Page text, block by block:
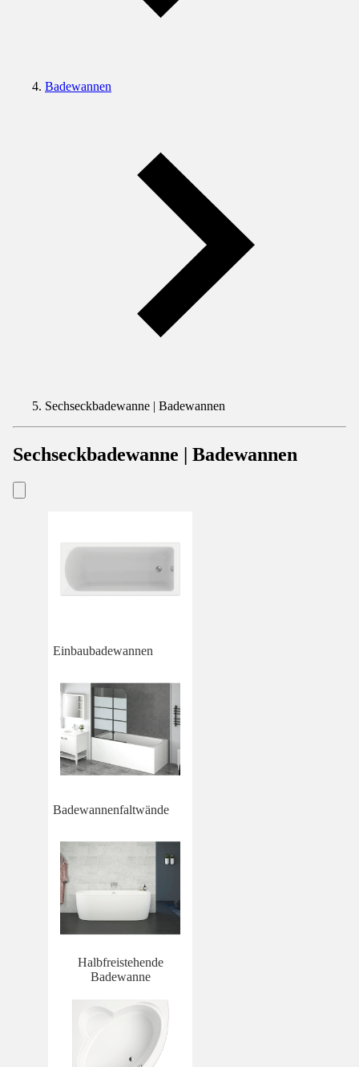
Badewannen
Sechseckbadewanne | Badewannen
Sechseckbadewanne | Badewannen
Einbaubadewannen
Badewannenfaltwände
Halbfreistehende
Badewanne